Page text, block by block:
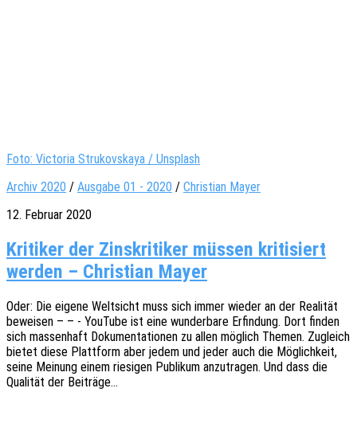
Foto: Victoria Strukovskaya / Unsplash
Archiv 2020 / Ausgabe 01 - 2020 / Christian Mayer
12. Februar 2020
Kritiker der Zinskritiker müssen kritisiert
werden – Christian Mayer
Oder: Die eigene Welt­sicht muss sich immer wieder an der Reali­tät
bewei­sen – – - YouTube ist eine wunder­ba­re Erfin­dung. Dort finden
sich massen­haft Doku­men­ta­tio­nen zu allen möglich Themen. Zugleich
bietet diese Platt­form aber jedem und jeder auch die Möglich­keit,
seine Meinung einem riesi­gen Publi­kum anzu­tra­gen. Und dass die
Quali­tät der Beiträge…